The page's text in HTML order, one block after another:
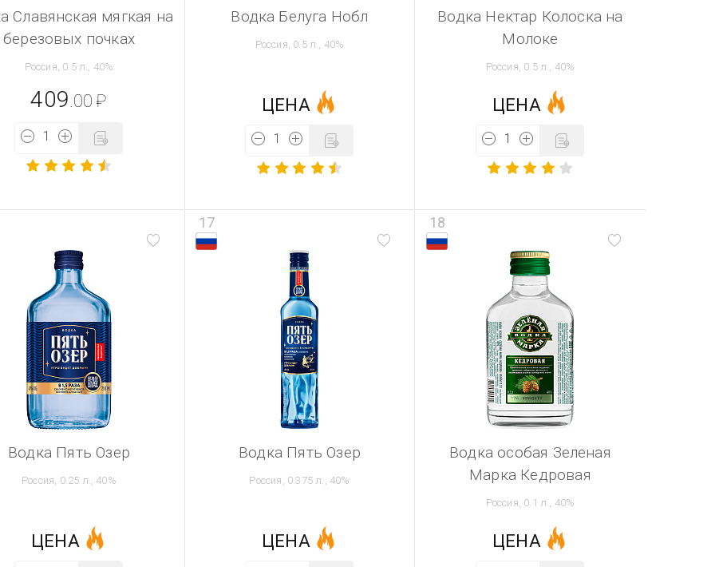
Славянская мягкая на
березовых почках
Россия, 0.5 л., 40%
409 .00 ₽
Водка Белуга Нобл
Россия, 0.5 л., 40%
ЦЕНА
Водка Нектар Колоска на
Молоке
Россия, 0.5 л., 40%
ЦЕНА
Водка Пять Озер
Россия, 0.25 л., 40%
ЦЕНА
17
Водка Пять Озер
Россия, 0.375 л., 40%
ЦЕНА
18
Водка особая Зеленая
Марка Кедровая
Россия, 0.1 л., 40%
ЦЕНА